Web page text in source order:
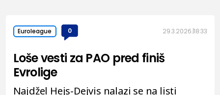
Euroleague 0 29.3.2026. 18:33
Loše vesti za PAO pred finiš
Evrolige
Najdžel Hejs-Dejvis nalazi se na listi